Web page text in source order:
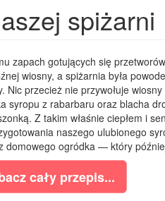
spiżarni
zapach gotujących się
wiosny, a spiżarnia była
Nic przecież nie przywołuje
syropu z rabarbaru oraz blacha
Z takim właśnie ciepłem i
naszego ulubionego
domowego ogródka — który
cały przepis...